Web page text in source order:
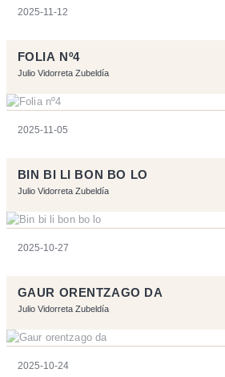
2025-11-12
FOLIA Nº4
Julio Vidorreta Zubeldía
2025-11-05
BIN BI LI BON BO LO
Julio Vidorreta Zubeldía
2025-10-27
GAUR ORENTZAGO DA
Julio Vidorreta Zubeldía
2025-10-24